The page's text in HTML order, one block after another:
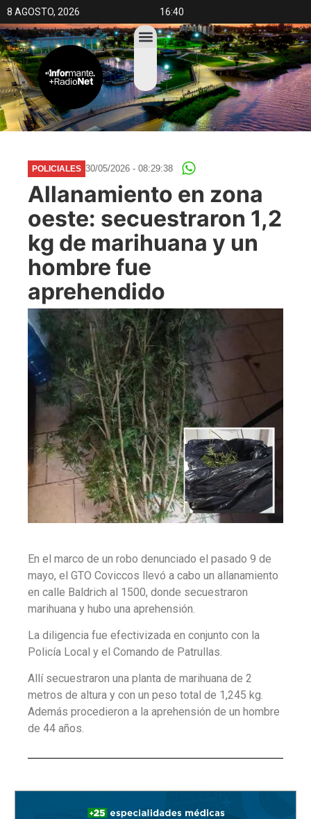
8 AGOSTO, 2026 16:40
POLICIALES 30/05/2026 - 08:29:38
Allanamiento en zona
oeste: secuestraron 1,2
kg de marihuana y un
hombre fue
aprehendido
En el marco de un robo denunciado el pasado 9 de
mayo, el GTO Coviccos llevó a cabo un allanamiento
en calle Baldrich al 1500, donde secuestraron
marihuana y hubo una aprehensión.
La diligencia fue efectivizada en conjunto con la
Policía Local y el Comando de Patrullas.
Allí secuestraron una planta de marihuana de 2
metros de altura y con un peso total de 1,245 kg.
Además procedieron a la aprehensión de un hombre
de 44 años.